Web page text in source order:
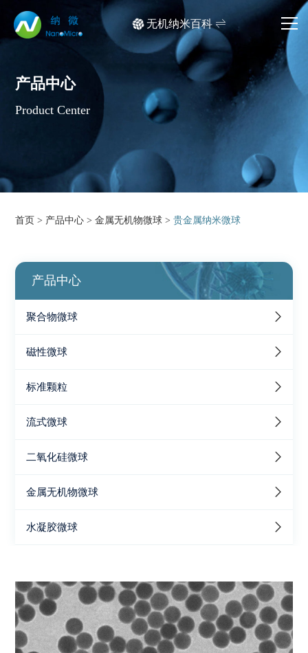
无机纳米百科
网站首页
产品中心
文档中心
媒体中心
产品检索
产品中心
Product Center
首页 > 产品中心 >金属无机物微球 >贵金属纳米微球
产品中心
聚合物微球
磁性微球
标准颗粒
流式微球
二氧化硅微球
金属无机物微球
水凝胶微球